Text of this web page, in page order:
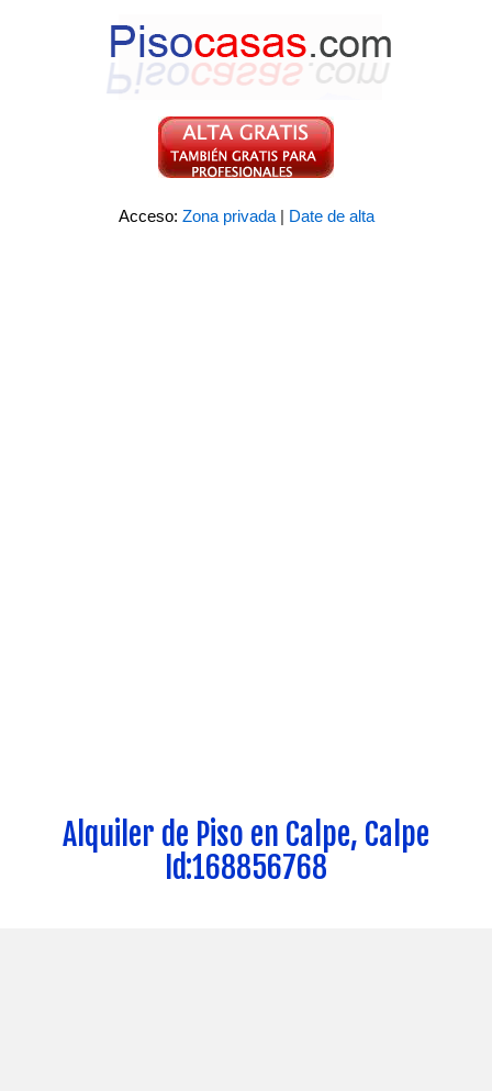
Acceso: Zona privada | Date de alta
Alquiler de Piso en Calpe, Calpe
Id:168856768